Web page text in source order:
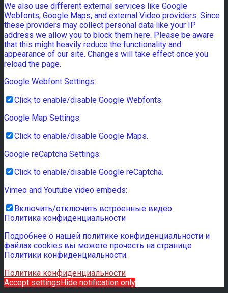
We also use different external services like Google
Webfonts, Google Maps, and external Video providers. Since
these providers may collect personal data like your IP
address we allow you to block them here. Please be aware
that this might heavily reduce the functionality and
appearance of our site. Changes will take effect once you
reload the page.
Google Webfont Settings:
Click to enable/disable Google Webfonts.
Google Map Settings:
Click to enable/disable Google Maps.
Google reCaptcha Settings:
Click to enable/disable Google reCaptcha.
Vimeo and Youtube video embeds:
Включить/отключить встроенные видео.
Политика конфиденциальности
Подробнее о нашей политике конфиденциальности и
файлах cookies вы можете прочесть на странице
Политики конфиденциальности.
Политика конфиденциальности
Accept settingsHide notification only